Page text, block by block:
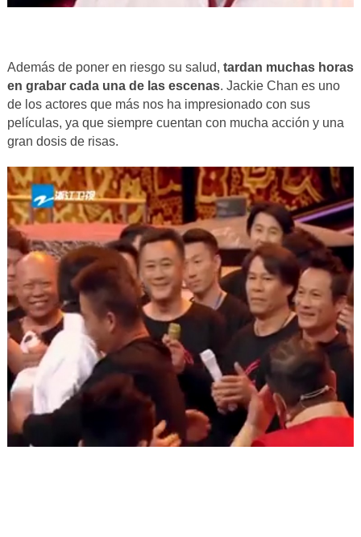
Además de poner en riesgo su salud, tardan muchas horas
en grabar cada una de las escenas. Jackie Chan es uno
de los actores que más nos ha impresionado con sus
películas, ya que siempre cuentan con mucha acción y una
gran dosis de risas.